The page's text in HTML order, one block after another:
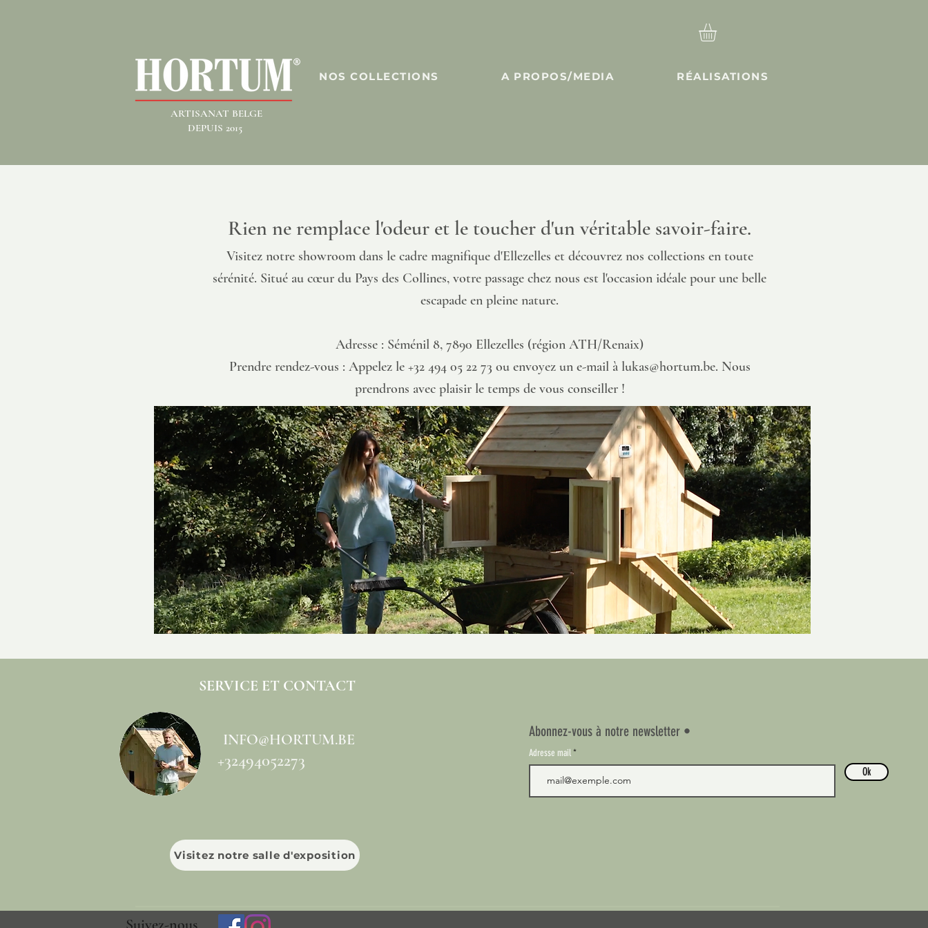
NOS COLLECTIONS A PROPOS/MEDIA RÉALISATIONS
ARTISANAT BELGE
DEPUIS 2015
Rien ne remplace l'odeur et le toucher d'un véritable savoir-faire.
Visitez notre showroom dans le cadre magnifique d'Ellezelles et découvrez nos collections en toute
sérénité. Situé au cœur du Pays des Collines, votre passage chez nous est l'occasion idéale pour une belle
escapade en pleine nature.
Adresse : Séménil 8, 7890 Ellezelles (région ATH/Renaix)
Prendre rendez-vous : Appelez le +32 494 05 22 73 ou envoyez un e-mail à lukas@hortum.be. Nous
prendrons avec plaisir le temps de vous conseiller !
INFO@HORTUM.BE
SERVICE ET CONTACT
+32494052273
Visitez notre salle d'exposition
Abonnez-vous à notre newsletter •
Adresse mail
Ok
Suivez-nous